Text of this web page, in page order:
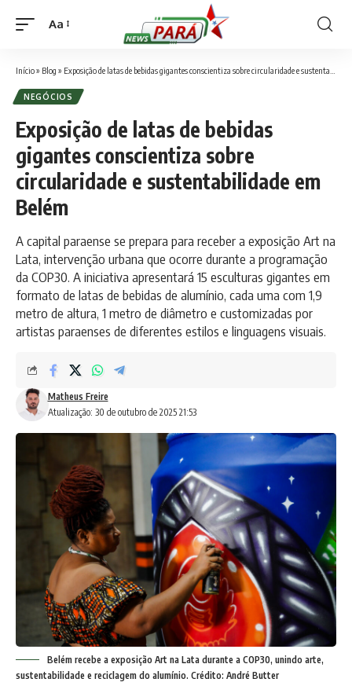
Font
Aa
Início» Blog » Exposição de latas de bebidas gigantes conscientiza sobre circularidade e sustentabilidade em Belém
NEGÓCIOS
Exposição de latas de bebidas
gigantes conscientiza sobre
circularidade e sustentabilidade em
Belém
A capital paraense se prepara para receber a exposição Art na
Lata, intervenção urbana que ocorre durante a programação
da COP30. A iniciativa apresentará 15 esculturas gigantes em
formato de latas de bebidas de alumínio, cada uma com 1,9
metro de altura, 1 metro de diâmetro e customizadas por
artistas paraenses de diferentes estilos e linguagens visuais.
Atualização: 30 de outubro de 2025 21:53
Matheus Freire
Belém recebe a exposição Art na Lata durante a COP30, unindo arte,
sustentabilidade e reciclagem do alumínio. Crédito: André Butter